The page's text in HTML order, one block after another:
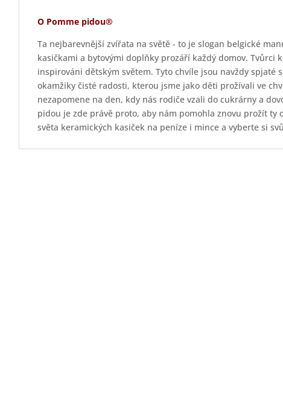
O Pomme pidou®
Ta nejbarevnější zvířata na světě - to je slogan belgické
kasičkami a bytovými doplňky prozáří každý domov. Tvůrci
inspirováni dětským světem. Tyto chvíle jsou navždy spjaté
okamžiky čisté radosti, kterou jsme jako děti prožívali ve
nezapomene na den, kdy nás rodiče vzali do cukrárny a
pidou je zde právě proto, aby nám pomohla znovu prožít ty
světa keramických kasiček na peníze i mince a vyberte si